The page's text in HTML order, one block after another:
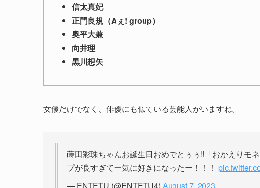
信太真妃
正門良規（Aぇ! group）
奥平大兼
向井理
黒川想矢
女優だけでなく、俳優にも似ている芸能人がいますね。
蒔田彩珠ちゃんお誕生日おめでとぅぅ!!「おかえりモ
プが良すぎて一気に好きになったー！！！
— ENTETU (@ENTETU4) August 7, 2023